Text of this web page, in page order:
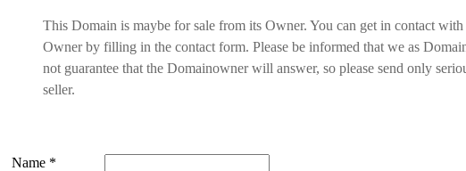
This Domain is maybe for sale from its Owner. You can get in contact
Owner by filling in the contact form. Please be informed that we as
not guarantee that the Domainowner will answer, so please send only
seller.
Name *